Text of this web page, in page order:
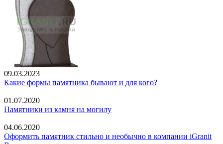
09.03.2023
Какие формы памятника бывают и для кого?
01.07.2020
Памятники из камня на могилу
04.06.2020
Оформить памятник стильно и необычно в компании iGranit